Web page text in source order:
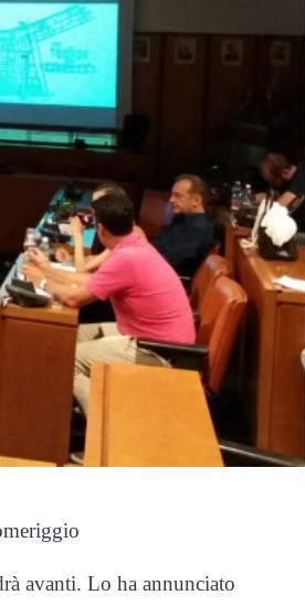
avanti. Lo ha annunciato